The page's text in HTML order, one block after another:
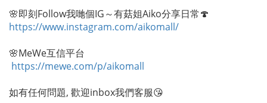
🌸即刻Follow我哋個IG～有菇姐Aiko分享日常🍄
https://www.instagram.com/aikomall/
🌸MeWe互信平台
https://mewe.com/p/aikomall
如有任何問題, 歡迎inbox我們客服😘